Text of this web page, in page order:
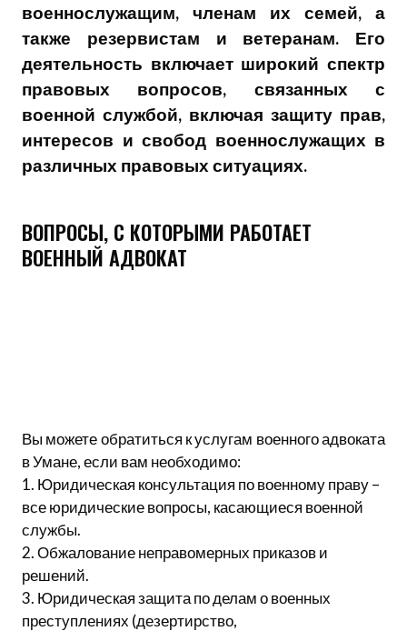
военнослужащим, членам их семей, а
также резервистам и ветеранам. Его
деятельность включает широкий спектр
правовых вопросов, связанных с
военной службой, включая защиту прав,
интересов и свобод военнослужащих в
различных правовых ситуациях.
ВОПРОСЫ, С КОТОРЫМИ РАБОТАЕТ
ВОЕННЫЙ АДВОКАТ
Вы можете обратиться к услугам военного адвоката
в Умане, если вам необходимо:
1. Юридическая консультация по военному праву –
все юридические вопросы, касающиеся военной
службы.
2. Обжалование неправомерных приказов и
решений.
3. Юридическая защита по делам о военных
преступлениях (дезертирство,